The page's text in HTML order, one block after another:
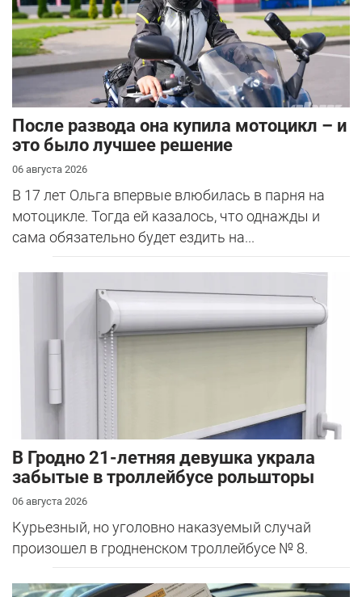
После развода она купила мотоцикл – и
это было лучшее решение
06 августа 2026
В 17 лет Ольга впервые влюбилась в парня на
мотоцикле. Тогда ей казалось, что однажды и
сама обязательно будет ездить на...
В Гродно 21-летняя девушка украла
забытые в троллейбусе рольшторы
06 августа 2026
Курьезный, но уголовно наказуемый случай
произошел в гродненском троллейбусе № 8.